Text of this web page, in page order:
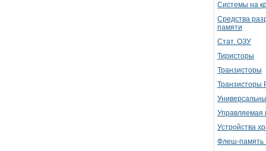
Системы на
Средства
памяти
Стат. ОЗУ
Тиристоры
Транзисторы
Транзисторы
Управляемая
Устройства
Флеш-память